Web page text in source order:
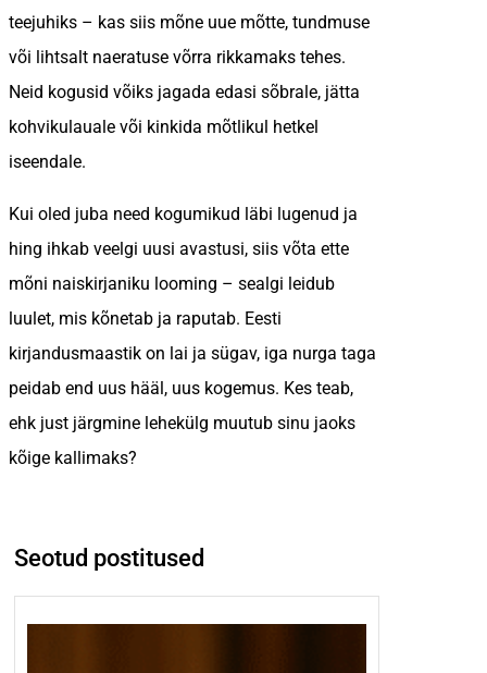
teejuhiks – kas siis mõne uue mõtte, tundmuse
või lihtsalt naeratuse võrra rikkamaks tehes.
Neid kogusid võiks jagada edasi sõbrale, jätta
kohvikulauale või kinkida mõtlikul hetkel
iseendale.
Kui oled juba need kogumikud läbi lugenud ja
hing ihkab veelgi uusi avastusi, siis võta ette
mõni naiskirjaniku looming – sealgi leidub
luulet, mis kõnetab ja raputab. Eesti
kirjandusmaastik on lai ja sügav, iga nurga taga
peidab end uus hääl, uus kogemus. Kes teab,
ehk just järgmine lehekülg muutub sinu jaoks
kõige kallimaks?
Seotud postitused